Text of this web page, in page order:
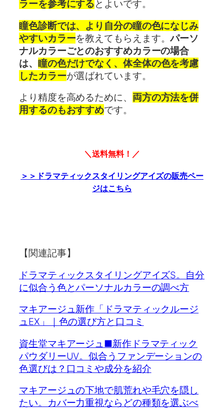
ラーを参考にするとよいです。
瞳色診断では、より自分の瞳の色になじみ
やすいカラーを教えてもらえます。パーソ
ナルカラーごとのおすすめカラーの場合
は、 瞳の色だけでなく、体全体の色を考慮
したカラーが選ばれています。
より精度を高めるために、 両方の方法を併
用するのもおすすめです。
＼送料無料！／
＞＞ドラマティックスタイリングアイズの販売ペー
ジはこちら
【関連記事】
ドラマティックスタイリングアイズS。自分
に似合う色とパーソナルカラーの調べ方
マキアージュ新作「ドラマティックルージ
ュEX」｜色の選び方と口コミ
資生堂マキアージュ■新作ドラマティック
パウダリーUV。似合うファンデーションの
色選びは？口コミや成分を紹介
マキアージュの下地で肌荒れや毛穴を隠し
たい。カバー力重視ならどの種類を選ぶべ